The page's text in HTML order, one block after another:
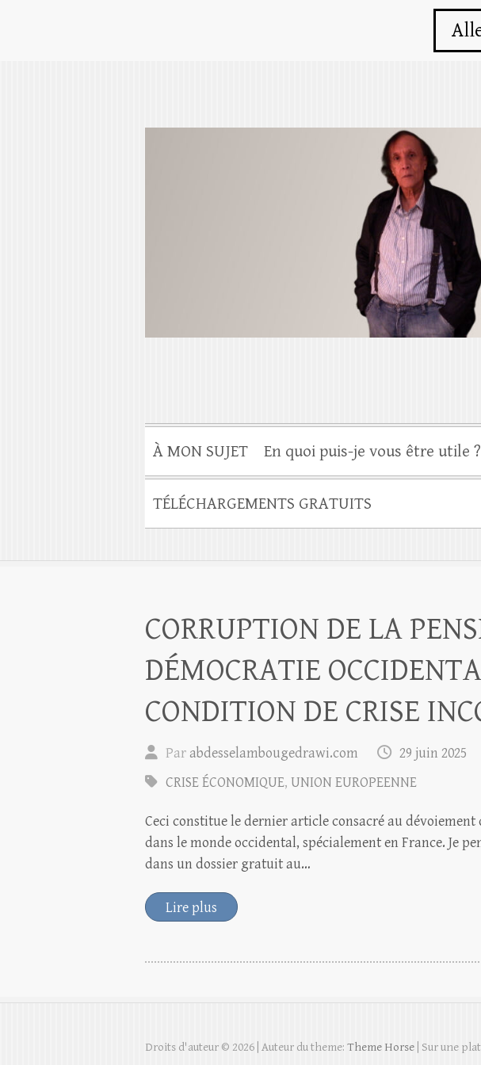
À MON SUJET En quoi puis-je vous être utile ?
TÉLÉCHARGEMENTS GRATUITS
CORRUPTION DE LA
DÉMOCRATIE
CONDITION DE CRISE
Par abdesselambougedrawi.com
29 juin 2025
CRISE ÉCONOMIQUE, UNION EUROPEENNE
Ceci constitue le dernier article consacré au
dans le monde occidental, spécialement en France. Je
dans un dossier gratuit au…
Lire plus
Droits d'auteur © 2026 | Auteur du theme: Theme Horse | Sur une